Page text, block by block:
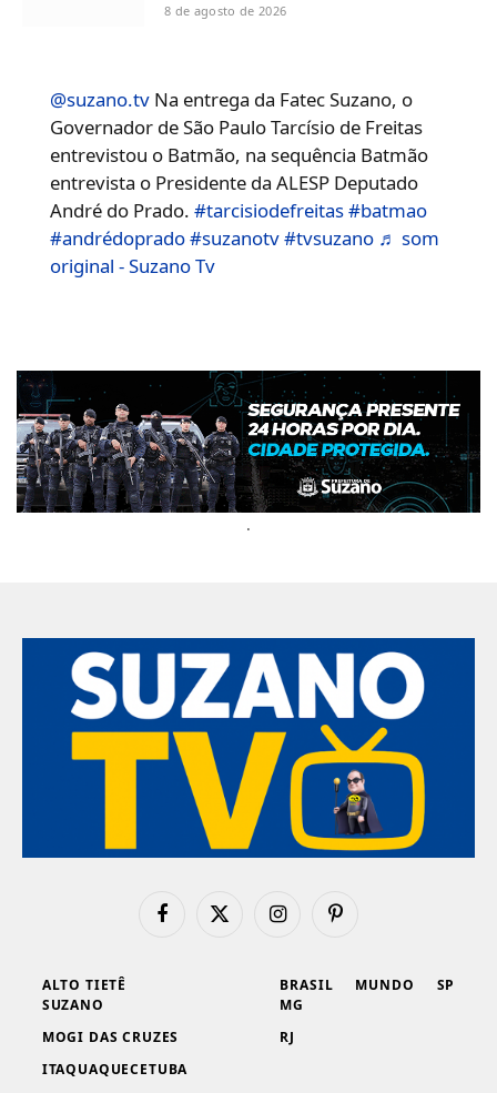
8 de agosto de 2026
@suzano.tv Na entrega da Fatec Suzano, o
Governador de São Paulo Tarcísio de Freitas
entrevistou o Batmão, na sequência Batmão
entrevista o Presidente da ALESP Deputado
André do Prado.#tarcisiodefreitas#batmao
#andrédoprado#suzanotv#tvsuzano ♬ som
original - Suzano Tv
.
FacebookX
InstagramPinterest
ALTO TIETÊ
SUZANO
MOGI DAS CRUZES
ITAQUAQUECETUBA
BRASIL
MG
RJ
MUNDO SP